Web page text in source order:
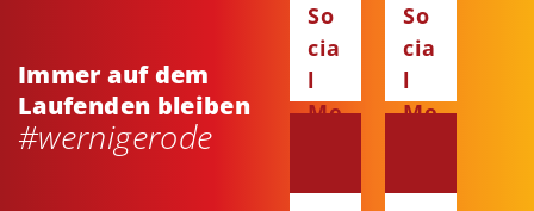
Immer auf dem
Laufenden bleiben
#wernigerode
So
cia
l
Me
So
cia
l
Me